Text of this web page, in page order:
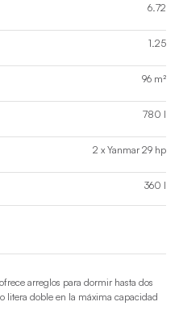
6.72
1.25
96 m²
780 l
2 x Yanmar 29 hp
360 l
arreglos para dormir hasta dos
litera doble en la máxima capacidad